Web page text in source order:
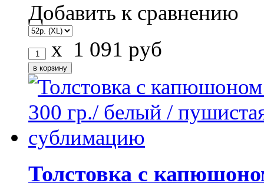
Добавить к сравнению
x 1 091 руб
Толстовка с